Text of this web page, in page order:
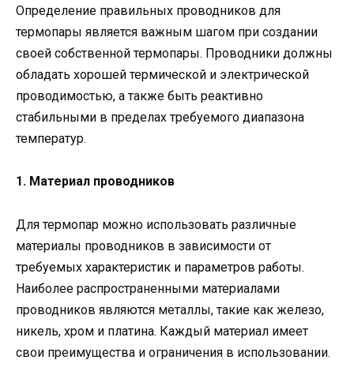
Определение правильных проводников для
термопары является важным шагом при создании
своей собственной термопары. Проводники должны
обладать хорошей термической и электрической
проводимостью, а также быть реактивно
стабильными в пределах требуемого диапазона
температур.
1. Материал проводников
Для термопар можно использовать различные
материалы проводников в зависимости от
требуемых характеристик и параметров работы.
Наиболее распространенными материалами
проводников являются металлы, такие как железо,
никель, хром и платина. Каждый материал имеет
свои преимущества и ограничения в использовании.